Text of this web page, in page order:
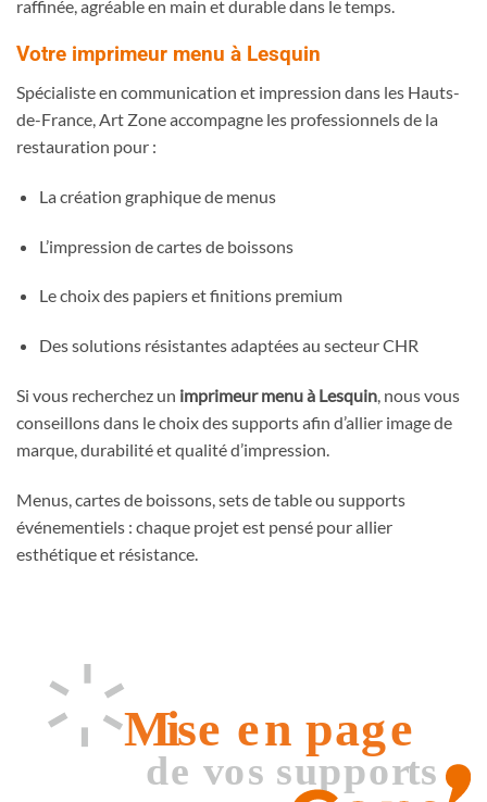
raffinée, agréable en main et durable dans le temps.
Votre imprimeur menu à Lesquin
Spécialiste en communication et impression dans les Hauts-
de-France, Art Zone accompagne les professionnels de la
restauration pour :
La création graphique de menus
L’impression de cartes de boissons
Le choix des papiers et finitions premium
Des solutions résistantes adaptées au secteur CHR
Si vous recherchez un imprimeur menu à Lesquin, nous vous
conseillons dans le choix des supports afin d’allier image de
marque, durabilité et qualité d’impression.
Menus, cartes de boissons, sets de table ou supports
événementiels : chaque projet est pensé pour allier
esthétique et résistance.